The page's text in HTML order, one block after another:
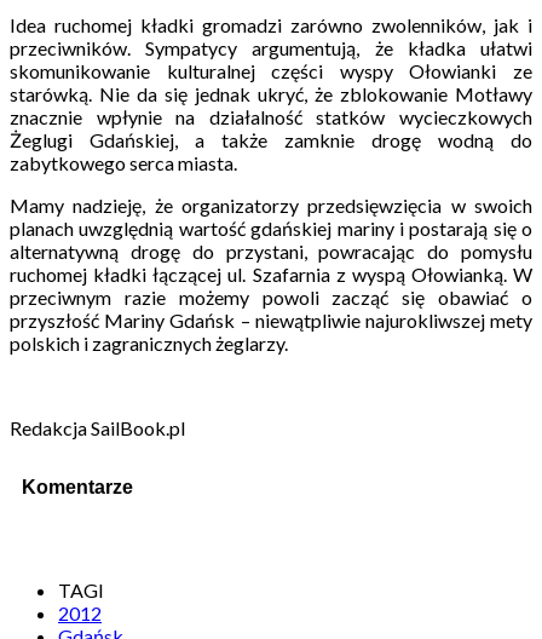
Idea ruchomej kładki gromadzi zarówno zwolenników, jak i
przeciwników. Sympatycy argumentują, że kładka ułatwi
skomunikowanie kulturalnej części wyspy Ołowianki ze
starówką. Nie da się jednak ukryć, że zblokowanie Motławy
znacznie wpłynie na działalność statków wycieczkowych
Żeglugi Gdańskiej, a także zamknie drogę wodną do
zabytkowego serca miasta.
Mamy nadzieję, że organizatorzy przedsięwzięcia w swoich
planach uwzględnią wartość gdańskiej mariny i postarają się o
alternatywną drogę do przystani, powracając do pomysłu
ruchomej kładki łączącej ul. Szafarnia z wyspą Ołowianką. W
przeciwnym razie możemy powoli zacząć się obawiać o
przyszłość Mariny Gdańsk – niewątpliwie najurokliwszej mety
polskich i zagranicznych żeglarzy.
Redakcja SailBook.pl
Komentarze
TAGI
2012